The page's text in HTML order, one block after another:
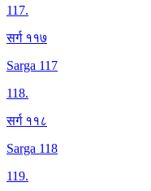
117.
सर्ग ११७
Sarga 117
118.
सर्ग ११८
Sarga 118
119.